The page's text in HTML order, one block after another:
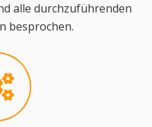
alle durchzuführenden
besprochen.